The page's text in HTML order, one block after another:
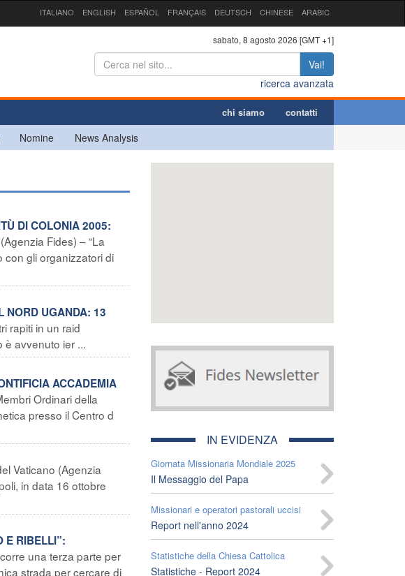
ITALIANO ENGLISH ESPAÑOL FRANÇAIS DEUTSCH CHINESE ARABIC
sabato, 8 agosto 2026 [GMT +1]
Vai!
ricerca avanzata
chi siamo contatti
Nomine News Analysis
DI COLONIA 2005:
Fides) – “La
con gli organizzatori di
NORD UGANDA: 13
rapiti in un raid
è avvenuto ier ...
ACCADEMIA
Ordinari della
presso il Centro d
Vaticano (Agenzia
in data 16 ottobre
E RIBELLI”:
una terza parte per
strada per cercare di
IN EVIDENZA
Giornata Missionaria Mondiale 2025
Il Messaggio del Papa
Missionari e operatori pastorali uccisi
Report nell'anno 2024
Statistiche della Chiesa Cattolica
Statistiche - Report 2024